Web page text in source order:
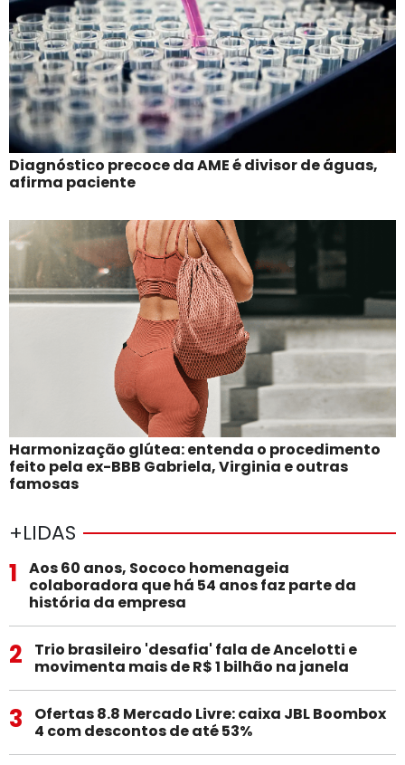
Diagnóstico precoce da AME é divisor de águas,
afirma paciente
Harmonização glútea: entenda o procedimento
feito pela ex-BBB Gabriela, Virginia e outras
famosas
+LIDAS
1
Aos 60 anos, Sococo homenageia
colaboradora que há 54 anos faz parte da
história da empresa
2
Trio brasileiro 'desafia' fala de Ancelotti e
movimenta mais de R$ 1 bilhão na janela
3
Ofertas 8.8 Mercado Livre: caixa JBL Boombox
4 com descontos de até 53%